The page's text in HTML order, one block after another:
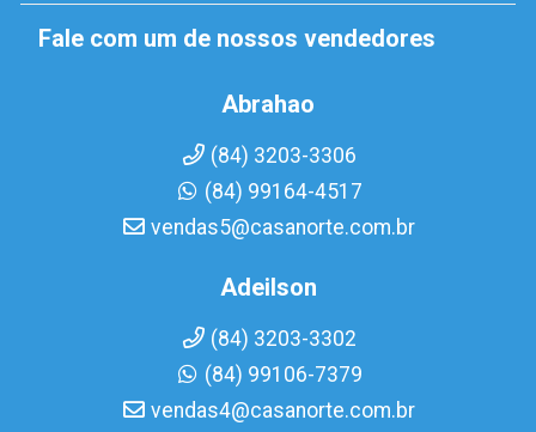
Fale com um de nossos vendedores
Abrahao
(84) 3203-3306
(84) 99164-4517
vendas5@casanorte.com.br
Adeilson
(84) 3203-3302
(84) 99106-7379
vendas4@casanorte.com.br